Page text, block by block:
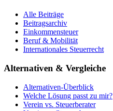
Alle Beiträge
Beitragsarchiv
Einkommensteuer
Beruf & Mobilität
Internationales Steuerrecht
Alternativen & Vergleiche
Alternativen-Überblick
Welche Lösung passt zu mir?
Verein vs. Steuerberater